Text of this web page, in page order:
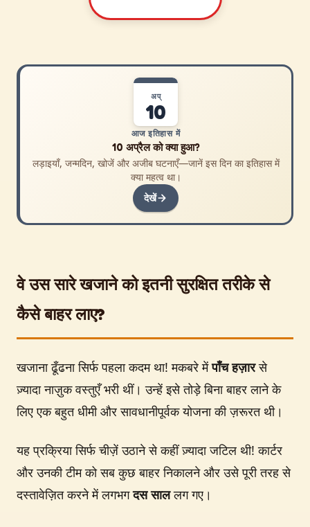
अप्
10
आज इतिहास में
10 अप्रैल को क्या हुआ?
लड़ाइयाँ, जन्मदिन, खोजें और अजीब घटनाएँ—जानें इस दिन का इतिहास में
क्या महत्व था।
देखें
वे उस सारे खजाने को इतनी सुरक्षित तरीके से
कैसे बाहर लाए?
खजाना ढूँढना सिर्फ पहला कदम था! मकबरे मेंपाँच हज़ारसे
ज़्यादा नाज़ुक वस्तुएँ भरी थीं। उन्हें इसे तोड़े बिना बाहर लाने के
लिए एक बहुत धीमी और सावधानीपूर्वक योजना की ज़रूरत थी।
यह प्रक्रिया सिर्फ चीज़ें उठाने से कहीं ज़्यादा जटिल थी! कार्टर
और उनकी टीम को सब कुछ बाहर निकालने और उसे पूरी तरह से
दस्तावेज़ित करने में लगभगदस साललग गए।